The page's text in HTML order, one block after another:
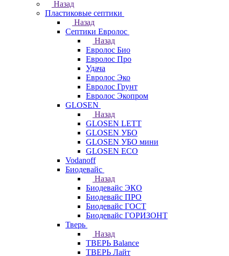
Назад
Пластиковые септики
Назад
Септики Евролос
Назад
Евролос Био
Евролос Про
Удача
Евролос Эко
Евролос Грунт
Евролос Экопром
GLOSEN
Назад
GLOSEN LETT
GLOSEN УБО
GLOSEN УБО мини
GLOSEN ECO
Vodanoff
Биодевайс
Назад
Биодевайс ЭКО
Биодевайс ПРО
Биодевайс ГОСТ
Биодевайс ГОРИЗОНТ
Тверь
Назад
ТВЕРЬ Balance
ТВЕРЬ Лайт